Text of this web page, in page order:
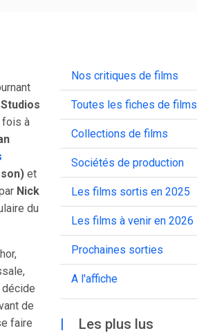
fois à
et
Nick
du
décide
de
faire
Nos critiques de films
Toutes les fiches de films
Collections de films
Sociétés de production
Les films sortis en 2025
Les films à venir en 2026
Prochaines sorties
A l'affiche
| Les plus lus